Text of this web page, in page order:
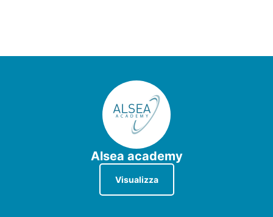
Alsea academy
Visualizza